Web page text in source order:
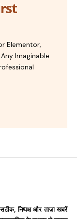
Elementor,
Imaginable
निष्पक्ष और ताज़ा खबरें